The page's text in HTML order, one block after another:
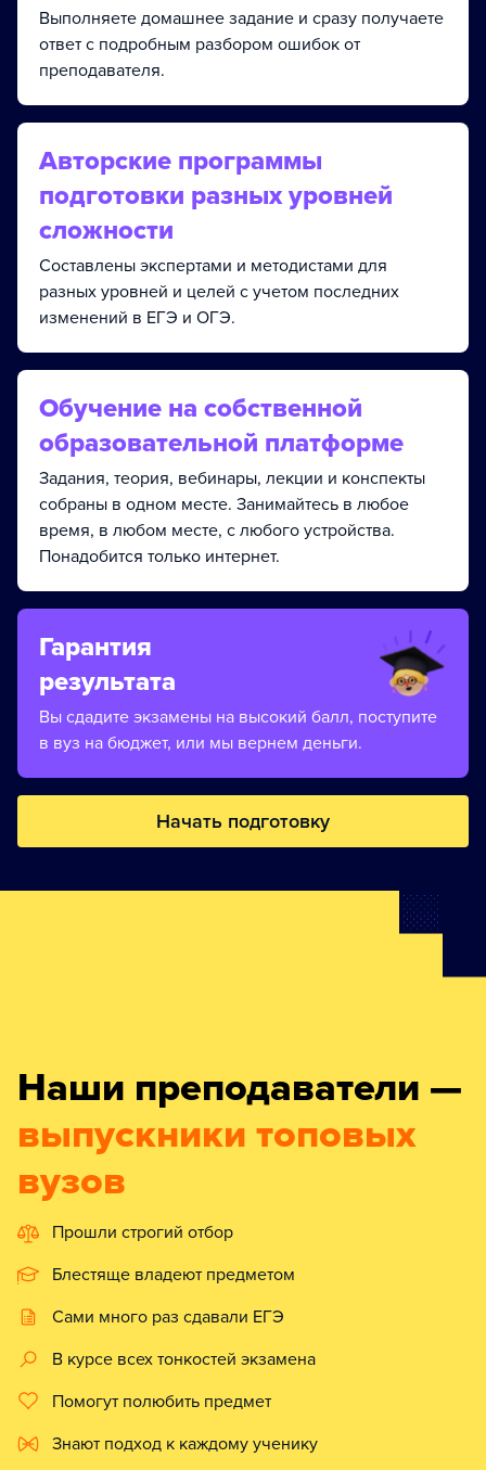
Выполняете домашнее задание и сразу получаете
ответ с подробным разбором ошибок от
преподавателя.
Авторские программы
подготовки разных уровней
сложности
Составлены экспертами и методистами для
разных уровней и целей с учетом последних
изменений в ЕГЭ и ОГЭ.
Обучение на собственной
образовательной платформе
Задания, теория, вебинары, лекции и конспекты
собраны в одном месте. Занимайтесь в любое
время, в любом месте, с любого устройства.
Понадобится только интернет.
Гарантия
результата
Вы сдадите экзамены на высокий балл, поступите
в вуз на бюджет, или мы вернем деньги.
Начать подготовку
Наши преподаватели —
выпускники топовых
вузов
Прошли строгий отбор
Блестяще владеют предметом
Сами много раз сдавали ЕГЭ
В курсе всех тонкостей экзамена
Помогут полюбить предмет
Знают подход к каждому ученику